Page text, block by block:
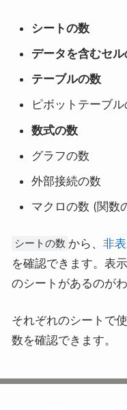
シートの数
データを含むセ
テーブルの数
ピボットテーブル
数式の数
グラフの数
外部接続の数
マクロの数 (関数
シートの数 から、 非
を確認できます。表
のシートがあるのがわ
それぞれのシートで
数を確認できます。